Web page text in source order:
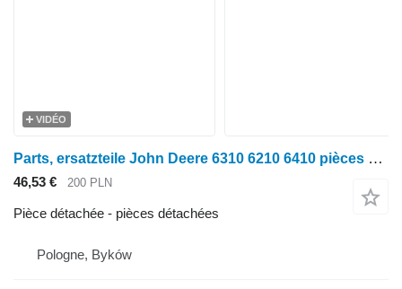
VIDÉO
Parts, ersatzteile John Deere 6310 6210 6410 pièces détachées pour tracteur à roues John Deere 6310 6210 6410
46,53 € 200 PLN
Pièce détachée - pièces détachées
Pologne, Byków